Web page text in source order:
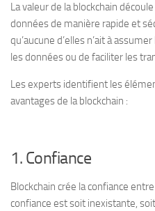
La valeur de la blockchain
données de manière rapide et
qu’aucune d’elles n’ait à
les données ou de faciliter les
Les experts identifient les
avantages de la blockchain :
1. Confiance
Blockchain crée la confiance
confiance est soit inexistante,